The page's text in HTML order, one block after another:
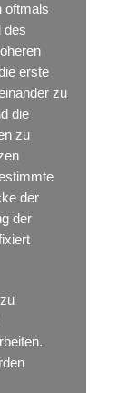
oftmals
des
erste
zu
die
zu
der
der